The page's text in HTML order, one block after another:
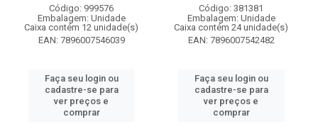
Código: 999576
Embalagem: Unidade
Caixa contém 12 unidade(s)
EAN: 7896007546039
Faça seu login ou
cadastre-se para
ver preços e
comprar
Código: 381381
Embalagem: Unidade
Caixa contém 24 unidade(s)
EAN: 7896007542482
Faça seu login ou
cadastre-se para
ver preços e
comprar